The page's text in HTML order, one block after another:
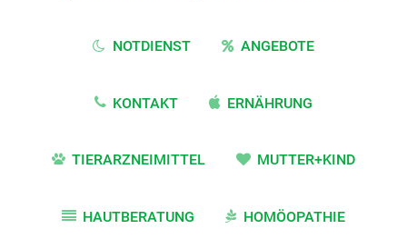
NOTDIENST ANGEBOTE
KONTAKT ERNÄHRUNG
TIERARZNEIMITTEL MUTTER+KIND
HAUTBERATUNG HOMÖOPATHIE